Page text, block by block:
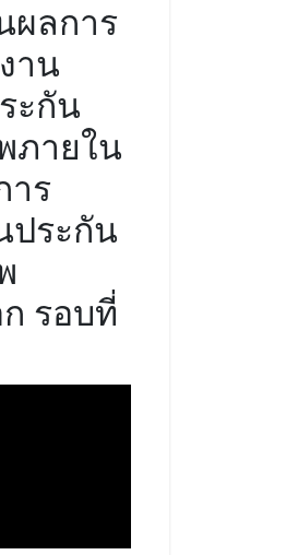
ผลการ
าน
ะกัน
ายใน
าร
ประกัน
รอบที่